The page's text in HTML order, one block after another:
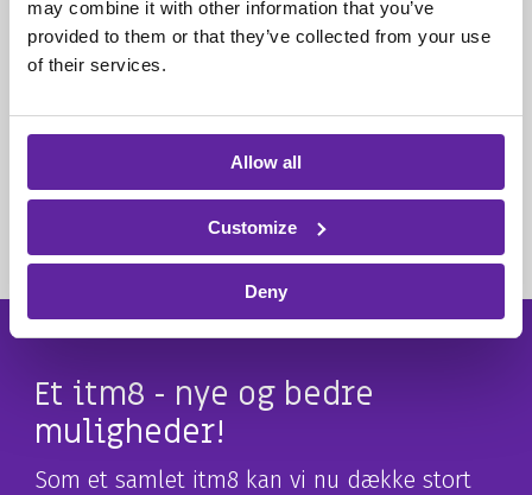
may combine it with other information that you’ve
provided to them or that they’ve collected from your use
of their services.
Allow all
Customize
Deny
hjælpe dig med de rigtige løsninger.
Hybrid Workplace: Arbejdspladsen er under
mest effektive muligheder hos os.
SupportTeam så dine specialister skaber mere
værdi og spilder mindre tid med it-bøvl.
Et itm8 - nye og bedre
muligheder!
Som et samlet itm8 kan vi nu dække stort